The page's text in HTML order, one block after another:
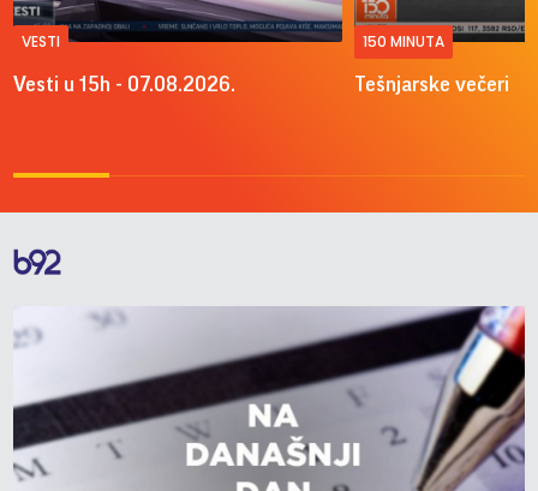
VESTI
Vesti u 15h - 07.08.2026.
150 MINUTA
Tešnjarske večeri